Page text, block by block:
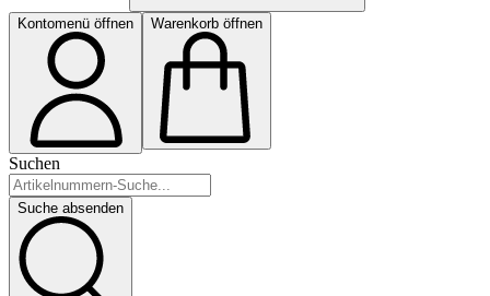
Kontomenü öffnen Warenkorb öffnen
Suchen
Suche absenden